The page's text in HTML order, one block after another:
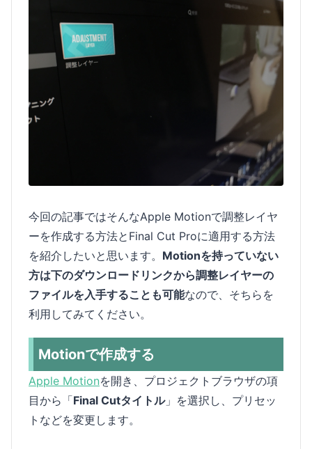
今回の記事ではそんなApple Motionで調整レイヤ
ーを作成する方法とFinal Cut Proに適用する方法
を紹介したいと思います。 Motionを持っていない
方は下のダウンロードリンクから調整レイヤーの
ファイルを入手することも可能なので、そちらを
利用してみてください。
Motionで作成する
Apple Motionを開き、プロジェクトブラウザの項
目から「Final Cutタイトル」を選択し、プリセッ
トなどを変更します。